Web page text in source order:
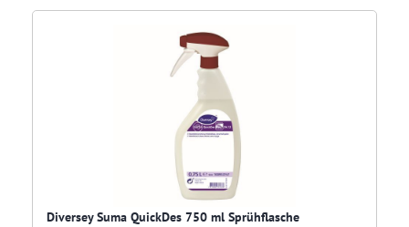
Diversey Suma QuickDes 750 ml Sprühflasche